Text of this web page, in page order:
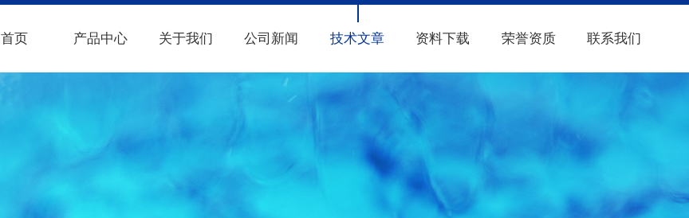
首页 产品中心 关于我们 公司新闻 技术文章 资料下载 荣誉资质 联系我们